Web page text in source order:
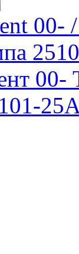
00-
00-